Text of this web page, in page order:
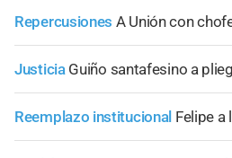
Repercusiones A Unión con
Justicia Guiño santafesino a
Reemplazo institucional Felipe a